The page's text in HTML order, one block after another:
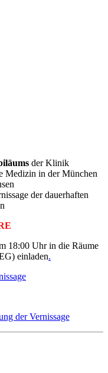
der Klinik
Medizin in der München
der dauerhaften
18:00 Uhr in die Räume
einladen.
der Vernissage